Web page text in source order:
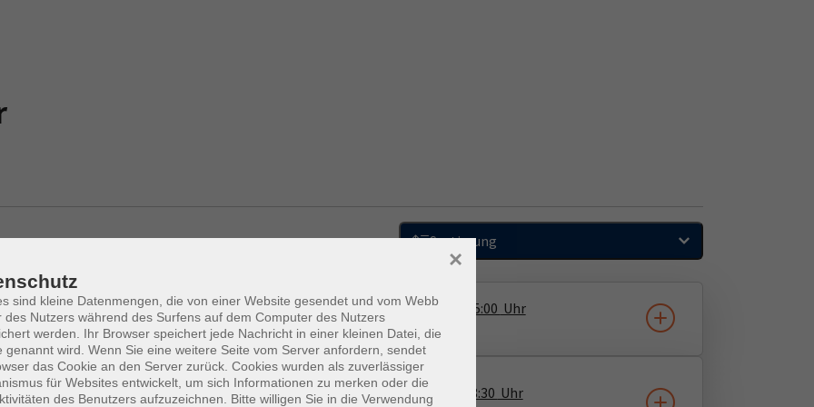
Sortierung
So .11.10.2026 15:00 Uhr
vhs unterwegs
wieder entdeckt und leicht
Di .10.11.2026 18:30 Uhr
sind kleine Datenmengen, die von einer Website gesendet und vom Webb
des Nutzers während des Surfens auf dem Computer des Nutzers
werden. Ihr Browser speichert jede Nachricht in einer kleinen Datei, die
genannt wird. Wenn Sie eine weitere Seite vom Server anfordern, sendet
das Cookie an den Server zurück. Cookies wurden als zuverlässiger
für Websites entwickelt, um sich Informationen zu merken oder die
des Benutzers aufzuzeichnen. Bitte willigen Sie in die Verwendung
×